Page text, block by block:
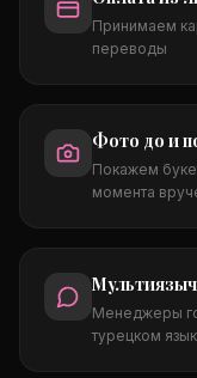
Принимаем
переводы
Фото до и
Покажем
момента
Менеджеры
турецком